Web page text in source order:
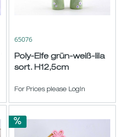
65076
Poly-Elfe grün-weiß-lila
sort. H12,5cm
For Prices please LogIn